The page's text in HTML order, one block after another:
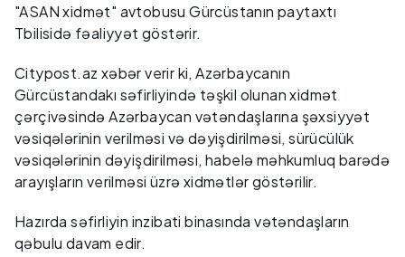
"ASAN xidmət" avtobusu Gürcüstanın paytaxtı
Tbilisidə fəaliyyət göstərir.
Citypost.az xəbər verir ki, Azərbaycanın
Gürcüstandakı səfirliyində təşkil olunan xidmət
çərçivəsində Azərbaycan vətəndaşlarına şəxsiyyət
vəsiqələrinin verilməsi və dəyişdirilməsi, sürücülük
vəsiqələrinin dəyişdirilməsi, habelə məhkumluq barədə
arayışların verilməsi üzrə xidmətlər göstərilir.
Hazırda səfirliyin inzibati binasında vətəndaşların
qəbulu davam edir.